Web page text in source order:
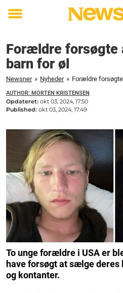
Toggle
Forældre forsøgte
barn for øl
Newsner » Nyheder » Forældre
AUTHOR: MORTEN KRISTENSEN
Opdateret: okt 03, 2024, 17:50
Published: okt 03, 2024, 17:49
To unge forældre i USA er
have forsøgt at sælge deres
og kontanter.